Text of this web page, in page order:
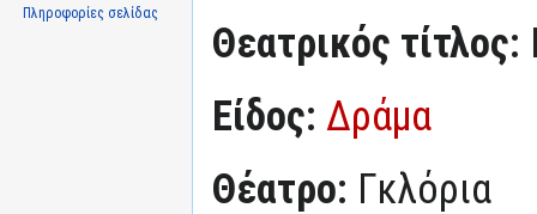
Θεατρικός τίτλος:
Είδος: Δράμα
Θέατρο: Γκλόρια
Πληροφορίες σελίδας